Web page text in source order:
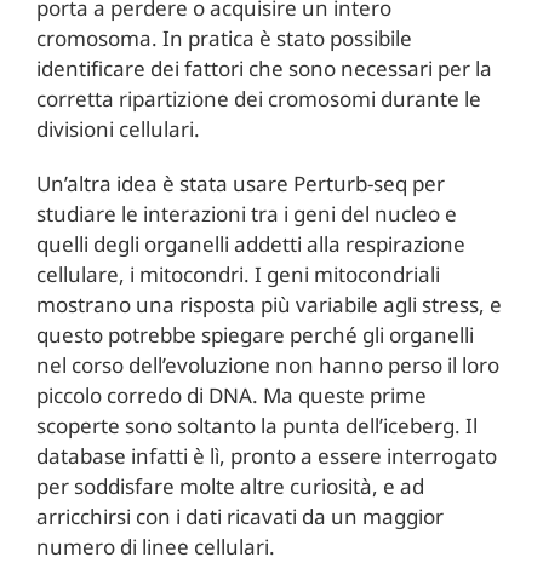
porta a perdere o acquisire un intero
cromosoma. In pratica è stato possibile
identificare dei fattori che sono necessari per la
corretta ripartizione dei cromosomi durante le
divisioni cellulari.
Un’altra idea è stata usare Perturb-seq per
studiare le interazioni tra i geni del nucleo e
quelli degli organelli addetti alla respirazione
cellulare, i mitocondri. I geni mitocondriali
mostrano una risposta più variabile agli stress, e
questo potrebbe spiegare perché gli organelli
nel corso dell’evoluzione non hanno perso il loro
piccolo corredo di DNA. Ma queste prime
scoperte sono soltanto la punta dell’iceberg. Il
database infatti è lì, pronto a essere interrogato
per soddisfare molte altre curiosità, e ad
arricchirsi con i dati ricavati da un maggior
numero di linee cellulari.